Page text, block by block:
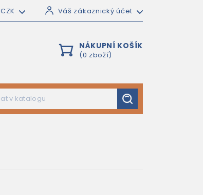
CZK Váš zákaznický účet
NÁKUPNÍ KOŠÍK
(0 zboží)